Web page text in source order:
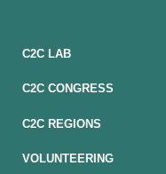
C2C LAB
C2C CONGRESS
C2C REGIONS
VOLUNTEERING